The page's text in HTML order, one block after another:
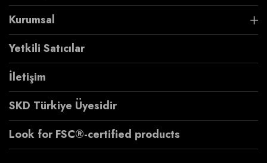
Kurumsal
Yetkili Satıcılar
İletişim
SKD Türkiye Üyesidir
Look for FSC®-certified products